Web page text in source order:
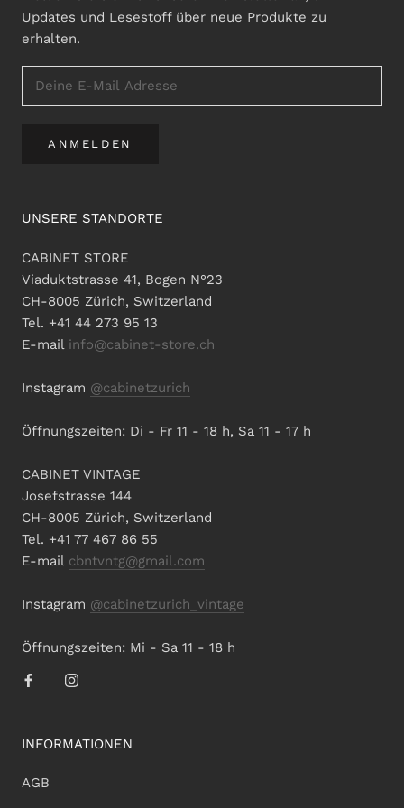
Updates und Lesestoff über neue Produkte zu
erhalten.
ANMELDEN
UNSERE STANDORTE
CABINET STORE
Viaduktstrasse 41, Bogen N°23
CH-8005 Zürich, Switzerland
Tel. +41 44 273 95 13
E-mail info@cabinet-store.ch
Instagram @cabinetzurich
Öffnungszeiten: Di - Fr 11 - 18 h, Sa 11 - 17 h
CABINET VINTAGE
Josefstrasse 144
CH-8005 Zürich, Switzerland
Tel. +41 77 467 86 55
E-mail cbntvntg@gmail.com
Instagram @cabinetzurich_vintage
Öffnungszeiten: Mi - Sa 11 - 18 h
INFORMATIONEN
AGB